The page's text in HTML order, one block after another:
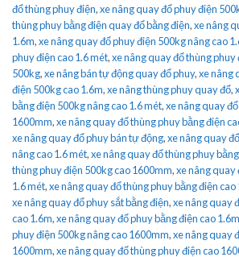
đổ thùng phuy điện,xe nâng quay đổ phuy điện
thùng phuy bằng điện quay đổ bằng điện,xe nâng
1.6m,xe nâng quay đổ phuy điện 500kg nâng cao
phuy điện cao 1.6 mét,xe nâng quay đổ thùng
500kg,xe nâng bán tự động quay đổ phuy,xe nâng
điện 500kg cao 1.6m,xe nâng thùng phuy quay đổ,
bằng điện 500kg nâng cao 1.6 mét,xe nâng quay
1600mm,xe nâng quay đổ thùng phuy bằng điện
xe nâng quay đổ phuy bán tự động,xe nâng quay
nâng cao 1.6 mét,xe nâng quay đổ thùng phuy
thùng phuy điện 500kg cao 1600mm,xe nâng quay
1.6 mét,xe nâng quay đổ thùng phuy bằng điện
xe nâng quay đổ phuy sắt bằng điện,xe nâng quay
cao 1.6m,xe nâng quay đổ phuy bằng điện cao 1.6m
phuy điện 500kg nâng cao 1600mm,xe nâng quay
1600mm,xe nâng quay đổ thùng phuy điện cao